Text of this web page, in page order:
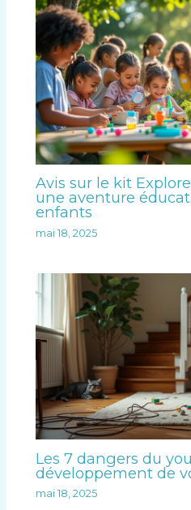
Avis sur le kit
une aventure
enfants
mai 18, 2025
Les 7 dangers du
développement de
mai 18, 2025